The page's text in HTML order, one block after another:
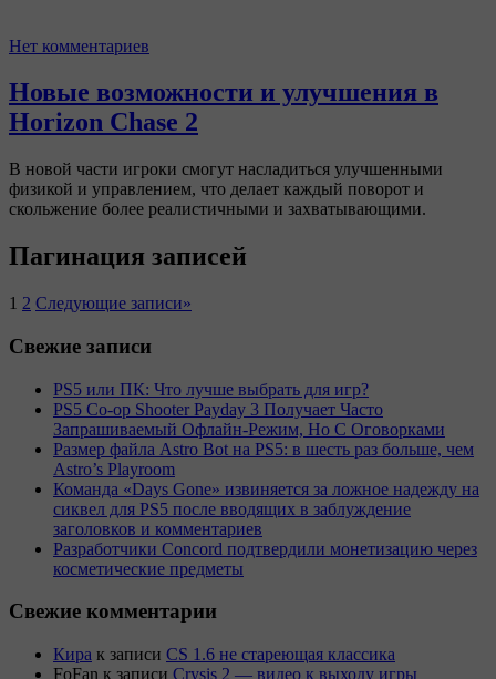
Нет комментариев
Новые возможности и улучшения в
Horizon Chase 2
В новой части игроки смогут насладиться улучшенными
физикой и управлением, что делает каждый поворот и
скольжение более реалистичными и захватывающими.
Пагинация записей
1 2 Следующие записи»
Свежие записи
PS5 или ПК: Что лучше выбрать для игр?
PS5 Co-op Shooter Payday 3 Получает Часто
Запрашиваемый Офлайн-Режим, Но С Оговорками
Размер файла Astro Bot на PS5: в шесть раз больше, чем
Astro’s Playroom
Команда «Days Gone» извиняется за ложное надежду на
сиквел для PS5 после вводящих в заблуждение
заголовков и комментариев
Разработчики Concord подтвердили монетизацию через
косметические предметы
Свежие комментарии
Кира к записи CS 1.6 не стареющая классика
FoFan к записи Crysis 2 — видео к выходу игры